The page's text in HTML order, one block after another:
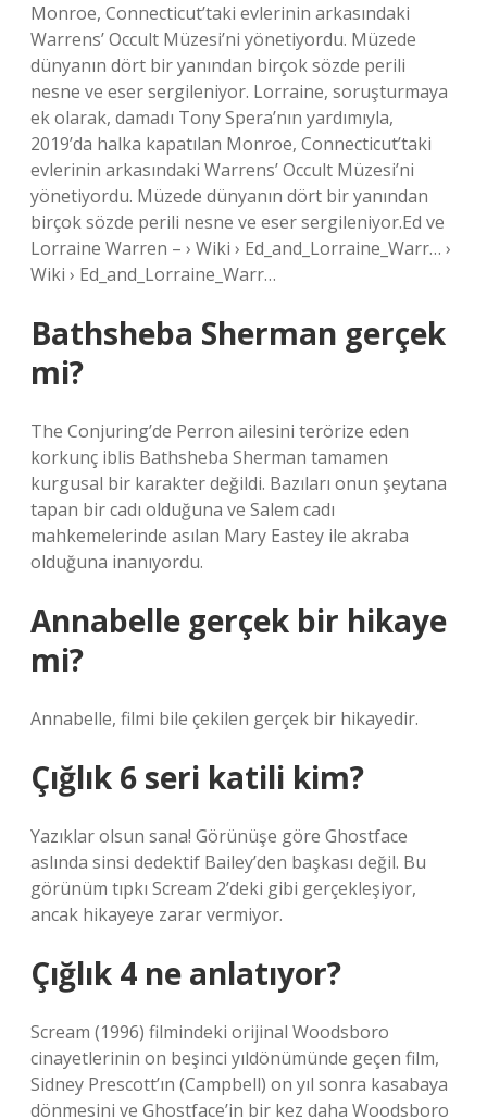
Monroe, Connecticut’taki evlerinin arkasındaki
Warrens’ Occult Müzesi’ni yönetiyordu. Müzede
dünyanın dört bir yanından birçok sözde perili
nesne ve eser sergileniyor. Lorraine, soruşturmaya
ek olarak, damadı Tony Spera’nın yardımıyla,
2019’da halka kapatılan Monroe, Connecticut’taki
evlerinin arkasındaki Warrens’ Occult Müzesi’ni
yönetiyordu. Müzede dünyanın dört bir yanından
birçok sözde perili nesne ve eser sergileniyor.Ed ve
Lorraine Warren – › Wiki › Ed_and_Lorraine_Warr… ›
Wiki › Ed_and_Lorraine_Warr…
Bathsheba Sherman gerçek
mi?
The Conjuring’de Perron ailesini terörize eden
korkunç iblis Bathsheba Sherman tamamen
kurgusal bir karakter değildi. Bazıları onun şeytana
tapan bir cadı olduğuna ve Salem cadı
mahkemelerinde asılan Mary Eastey ile akraba
olduğuna inanıyordu.
Annabelle gerçek bir hikaye
mi?
Annabelle, filmi bile çekilen gerçek bir hikayedir.
Çığlık 6 seri katili kim?
Yazıklar olsun sana! Görünüşe göre Ghostface
aslında sinsi dedektif Bailey’den başkası değil. Bu
görünüm tıpkı Scream 2’deki gibi gerçekleşiyor,
ancak hikayeye zarar vermiyor.
Çığlık 4 ne anlatıyor?
Scream (1996) filmindeki orijinal Woodsboro
cinayetlerinin on beşinci yıldönümünde geçen film,
Sidney Prescott’ın (Campbell) on yıl sonra kasabaya
dönmesini ve Ghostface’in bir kez daha Woodsboro